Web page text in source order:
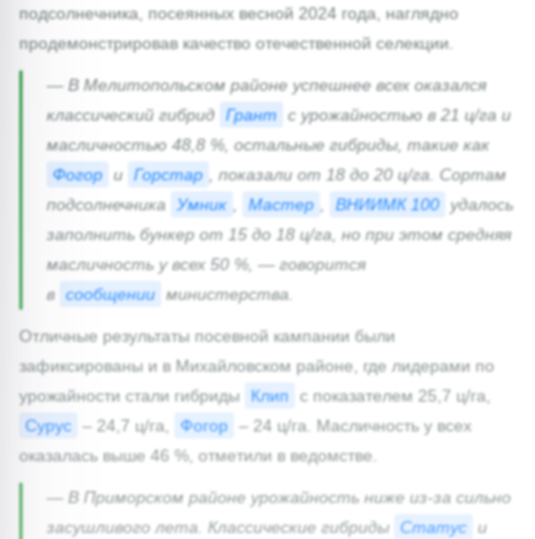
подсолнечника, посеянных весной 2024 года, наглядно
продемонстрировав качество отечественной селекции.
— В Мелитопольском районе успешнее всех оказался
классический гибрид Грант с урожайностью в 21 ц/га и
масличностью 48,8 %, остальные гибриды, такие как
Фогор и Горстар
, показали от 18 до 20 ц/га. Сортам
подсолнечника Умник Мастер ВНИИМК 100 удалось
заполнить бункер от 15 до 18 ц/га, но при этом средняя
масличность у всех 50 %, — говорится
в сообщении министерства.
Отличные результаты посевной кампании были
зафиксированы и в Михайловском районе, где лидерами по
урожайности стали гибриды Клип с показателем 25,7 ц/га,
Сурус
– 24,7 ц/га, Фогор – 24 ц/га. Масличность у всех
оказалась выше 46 %, отметили в ведомстве.
— В Приморском районе урожайность ниже из-за сильно
засушливого лета. Классические гибриды Статус и